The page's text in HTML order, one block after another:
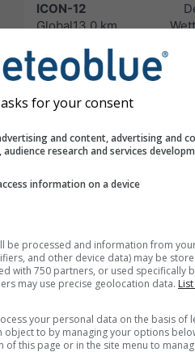
ICON-12
Global13.0 km
hourly)
Europe7.0 km
hourly)
ICOND-2
HARMN-5
Central Europe 5.0 km
60 h
GFS-40
Global40.0 km
180 h (3-hourly)
asks for your consent
and content, advertising and
research and services
information on a device
be processed and information from
and other device data) may be
with 750 partners, or used specifically
may use precise geolocation data.
your personal data on the basis of
object to by managing your options
of this page or in the site menu to